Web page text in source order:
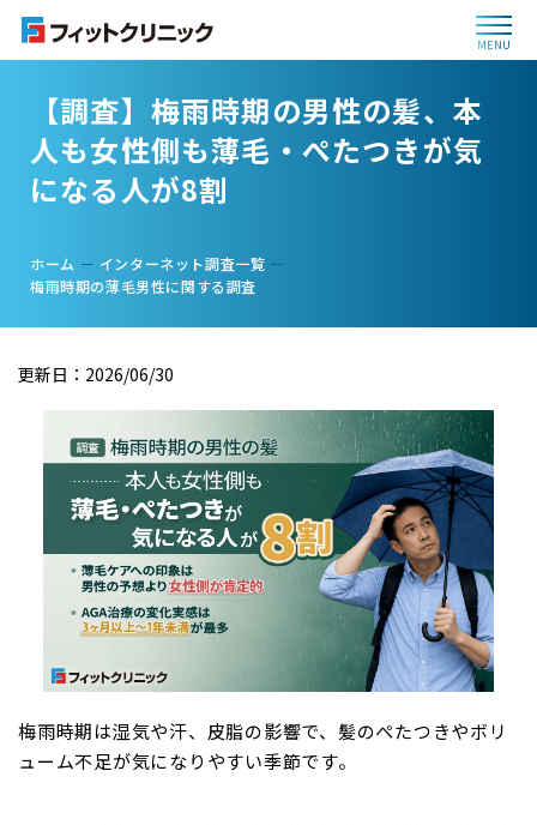
MENU
【調査】梅雨時期の男性の髪、本
人も女性側も薄毛・ぺたつきが気
になる人が8割
ホーム
インターネット調査一覧
梅雨時期の薄毛男性に関する調査
更新日：2026/06/30
梅雨時期は湿気や汗、皮脂の影響で、髪のぺたつきやボリ
ューム不足が気になりやすい季節です。